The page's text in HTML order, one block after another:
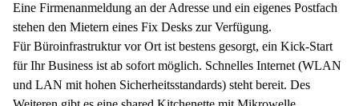
Eine Firmenanmeldung an der Adresse und ein eigenes Postfach
stehen den Mietern eines Fix Desks zur Verfügung.
Für Büroinfrastruktur vor Ort ist bestens gesorgt, ein Kick-Start
für Ihr Business ist ab sofort möglich. Schnelles Internet (WLAN
und LAN mit hohen Sicherheitsstandards) steht bereit. Des